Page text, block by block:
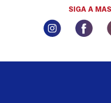
SIGA A
Instagram